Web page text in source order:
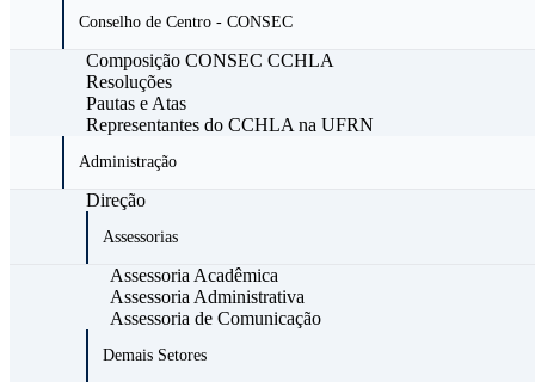
Conselho de Centro - CONSEC
Composição CONSEC CCHLA
Resoluções
Pautas e Atas
Representantes do CCHLA na UFRN
Administração
Direção
Assessorias
Assessoria Acadêmica
Assessoria Administrativa
Assessoria de Comunicação
Demais Setores